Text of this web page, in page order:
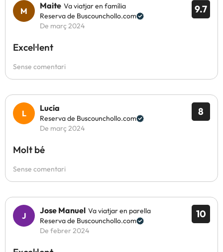
9.7
Maite Va viatjar en família
Reserva de Buscounchollo.com
De març 2024
Excel·lent
Sense comentari
8
Lucía
Reserva de Buscounchollo.com
De març 2024
Molt bé
Sense comentari
10
Jose Manuel Va viatjar en parella
Reserva de Buscounchollo.com
De febrer 2024